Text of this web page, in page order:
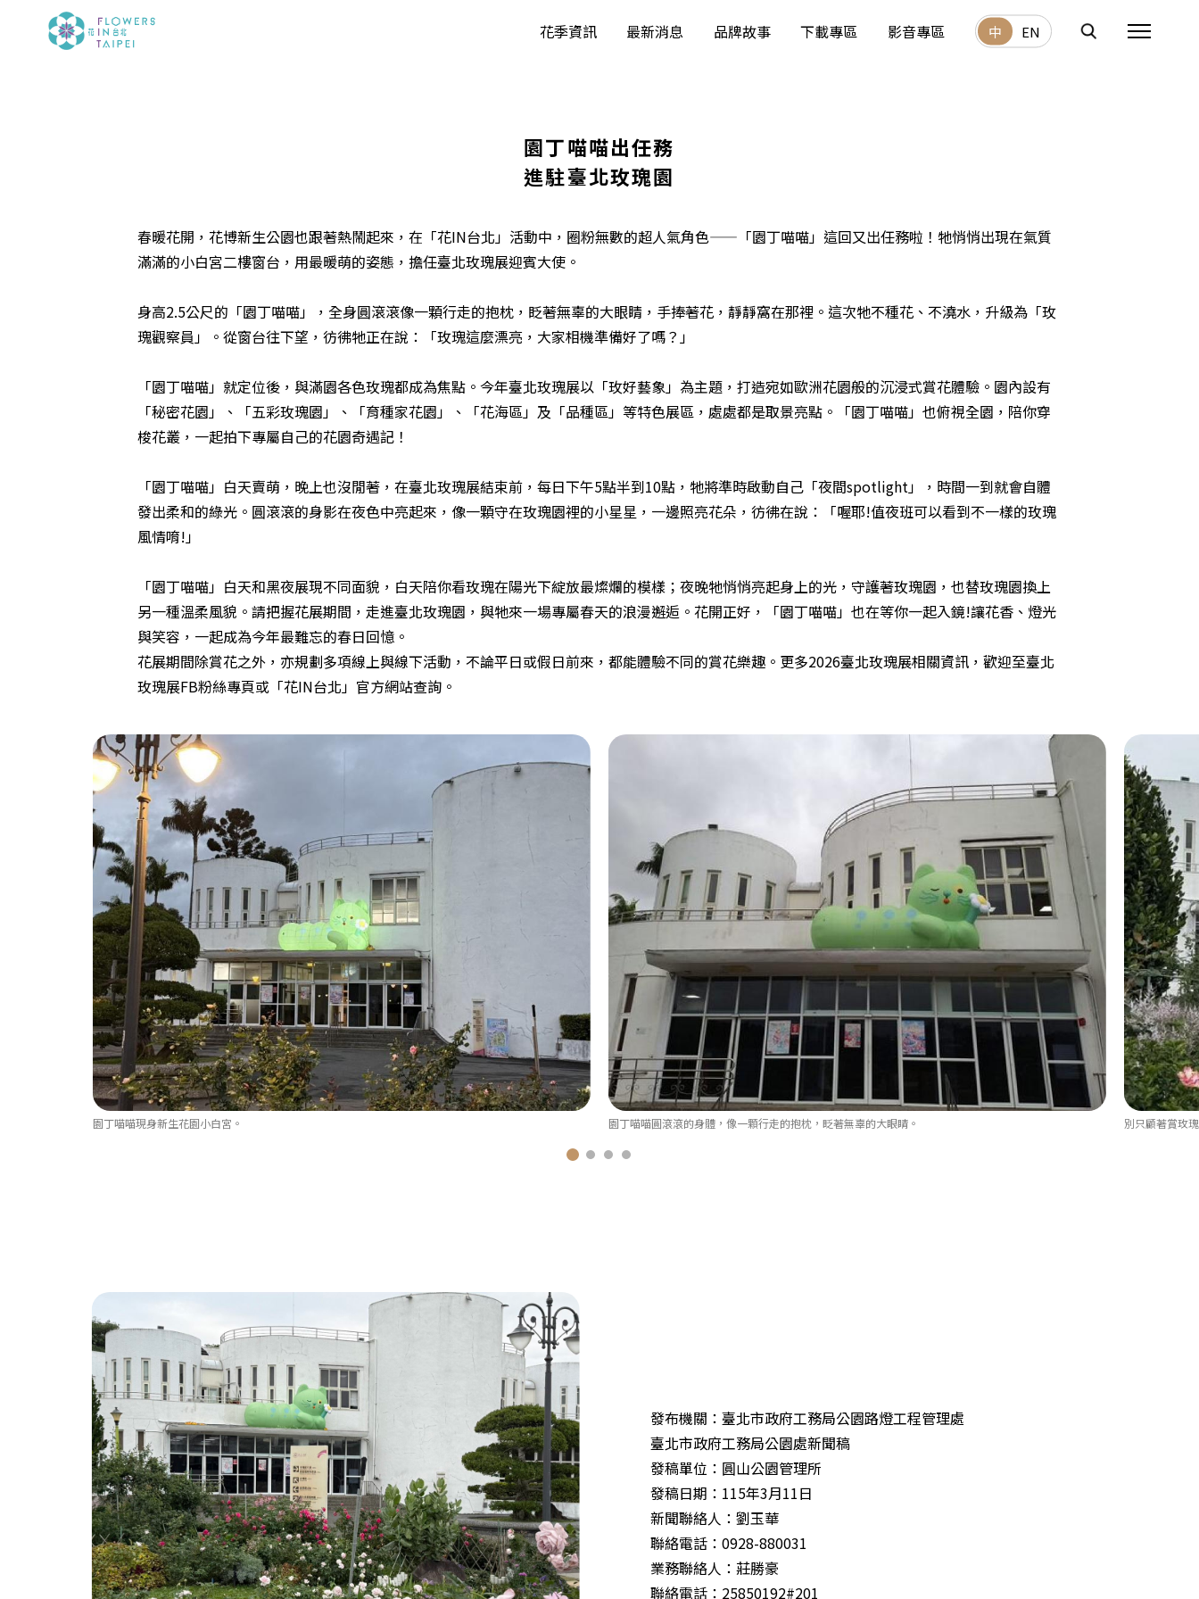
花季資訊 最新消息 品牌故事 下載專區 影音專區 中 EN
園丁喵喵出任務
進駐臺北玫瑰園
春暖花開，花博新生公園也跟著熱鬧起來，在「花IN台北」活動中，圈粉無數的超人氣角色——「園丁喵喵」這回又出任務啦！牠悄悄出現在氣質
滿滿的小白宮二樓窗台，用最暖萌的姿態，擔任臺北玫瑰展迎賓大使。
身高2.5公尺的「園丁喵喵」，全身圓滾滾像一顆行走的抱枕，眨著無辜的大眼睛，手捧著花，靜靜窩在那裡。這次牠不種花、不澆水，升級為「玫
瑰觀察員」。從窗台往下望，彷彿牠正在說：「玫瑰這麼漂亮，大家相機準備好了嗎？」
「園丁喵喵」就定位後，與滿園各色玫瑰都成為焦點。今年臺北玫瑰展以「玫好藝象」為主題，打造宛如歐洲花園般的沉浸式賞花體驗。園內設有
「秘密花園」、「五彩玫瑰園」、「育種家花園」、「花海區」及「品種區」等特色展區，處處都是取景亮點。「園丁喵喵」也俯視全園，陪你穿
梭花叢，一起拍下專屬自己的花園奇遇記！
「園丁喵喵」白天賣萌，晚上也沒閒著，在臺北玫瑰展結束前，每日下午5點半到10點，牠將準時啟動自己「夜間spotlight」，時間一到就會自體
發出柔和的綠光。圓滾滾的身影在夜色中亮起來，像一顆守在玫瑰園裡的小星星，一邊照亮花朵，彷彿在說：「喔耶!值夜班可以看到不一樣的玫瑰
風情唷!」
「園丁喵喵」白天和黑夜展現不同面貌，白天陪你看玫瑰在陽光下綻放最燦爛的模樣；夜晚牠悄悄亮起身上的光，守護著玫瑰園，也替玫瑰園換上
另一種溫柔風貌。請把握花展期間，走進臺北玫瑰園，與牠來一場專屬春天的浪漫邂逅。花開正好，「園丁喵喵」也在等你一起入鏡!讓花香、燈光
與笑容，一起成為今年最難忘的春日回憶。
花展期間除賞花之外，亦規劃多項線上與線下活動，不論平日或假日前來，都能體驗不同的賞花樂趣。更多2026臺北玫瑰展相關資訊，歡迎至臺北
玫瑰展FB粉絲專頁或「花IN台北」官方網站查詢。
園丁喵喵現身新生花園小白宮。 園丁喵喵圓滾滾的身體，像一顆行走的抱枕，眨著無辜的大眼睛。 別只顧著賞玫
發布機關：臺北市政府工務局公園路燈工程管理處
臺北市政府工務局公園處新聞稿
發稿單位：圓山公園管理所
發稿日期：115年3月11日
新聞聯絡人：劉玉華
聯絡電話：0928-880031
業務聯絡人：莊勝豪
聯絡電話：25850192#201